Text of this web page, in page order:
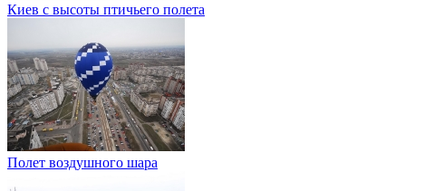
Киев с высоты птичьего полета
Полет воздушного шара